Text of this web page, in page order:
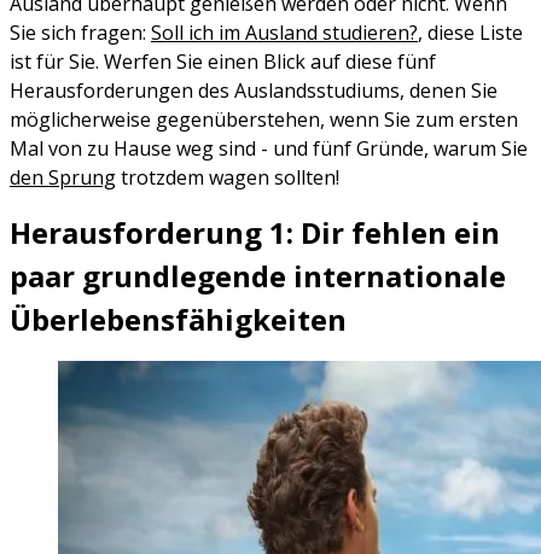
Sie sich fragen: Soll ich im Ausland studieren?, diese Liste
ist für Sie. Werfen Sie einen Blick auf diese fünf
Herausforderungen des Auslandsstudiums, denen Sie
möglicherweise gegenüberstehen, wenn Sie zum ersten
Mal von zu Hause weg sind - und fünf Gründe, warum Sie
den Sprungtrotzdem wagen sollten!
Herausforderung 1: Dir fehlen ein
paar grundlegende internationale
Überlebensfähigkeiten